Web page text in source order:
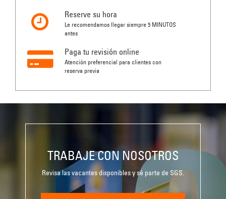
Reserve su hora
Le recomendamos llegar siempre 5 MINUTOS
antes
Paga tu revisión online
Atención preferencial para clientes con
reserva previa
TRABAJE CON NOSOTROS
Revisa las vacantes disponibles y sé parte de SGS.